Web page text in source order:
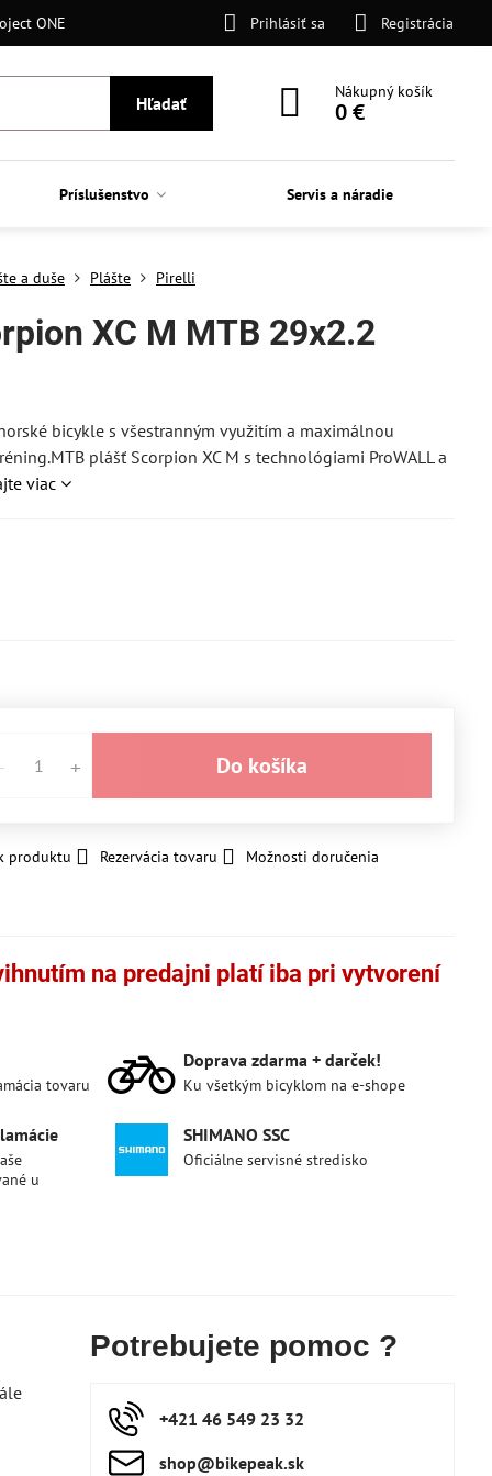
ONE Prihlásiť sa Registrácia
Hľadať
Nákupný košík
0 €
Príslušenstvo Servis a náradie
a duše Plášte Pirelli
XC M MTB 29x2.2
bicykle s všestranným využitím a maximálnou
plášť Scorpion XC M s technológiami ProWALL a
viac
Do košíka
produktu Rezervácia tovaru Možnosti doručenia
na predajni platí iba pri vytvorení
tovaru
Doprava zdarma + darček!
Ku všetkým bicyklom na e-shope
u
SHIMANO SSC
Oficiálne servisné stredisko
Potrebujete pomoc ?
+421 46 549 23 32
shop​@bikepeak​.sk